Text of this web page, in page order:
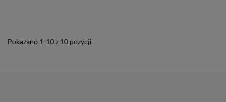
Pokazano 1-10 z 10 pozycji